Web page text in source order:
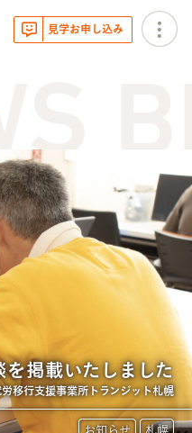
を掲載いたしました
労移行支援事業所トランジット札幌
見学お申し込み